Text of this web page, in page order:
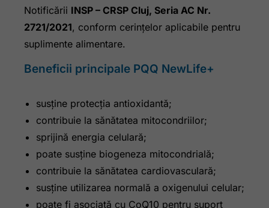
Notificării INSP – CRSP Cluj, Seria AC Nr.
2721/2021, conform cerințelor aplicabile pentru
suplimente alimentare.
Beneficii principale PQQ NewLife+
susține protecția antioxidantă;
contribuie la sănătatea mitocondriilor;
sprijină energia celulară;
poate susține biogeneza mitocondrială;
contribuie la sănătatea cardiovasculară;
susține utilizarea normală a oxigenului celular;
poate fi asociată cu CoQ10 pentru suport